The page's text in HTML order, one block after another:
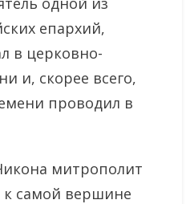
епархий,
в церковно-
и, скорее всего,
проводил в
митрополит
к самой вершине